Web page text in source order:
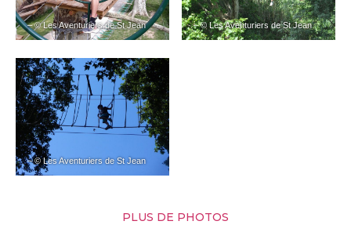
– © Les Aventuriers de St Jean – © Les Aventuriers de St Jean
– © Les Aventuriers de St Jean
PLUS DE PHOTOS